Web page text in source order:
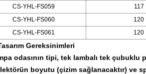
CS-YHL-FS059
117
CS-YHL-FS060
120
CS-YHL-FS061
120
Gereksinimleri
odasının tipi, tek lambalı tek çubuklu
boyutu (çizim sağlanacaktır) ve